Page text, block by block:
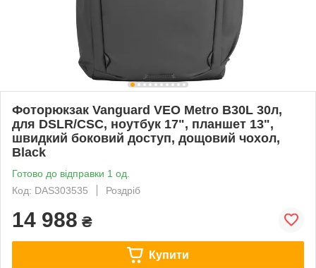
Фоторюкзак Vanguard VEO Metro B30L 30л,
для DSLR/CSC, ноутбук 17", планшет 13",
швидкий боковий доступ, дощовий чохол,
Black
Готово до відправки 1 од.
Код: DAS303535
Роздріб
14 988 ₴
Купити